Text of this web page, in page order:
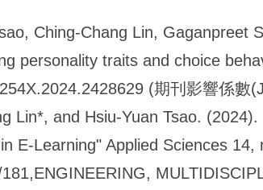
Ching-Chang Lin,
personality traits and choice
(期刊影響係數
Lin*, and Hsiu-Yuan Tsao.
E-Learning" Applied Sciences